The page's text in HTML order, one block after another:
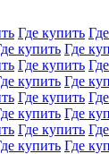
Где купить
купить Где
Где купить
купить Где
Где купить
купить Где
Где купить
купить Где